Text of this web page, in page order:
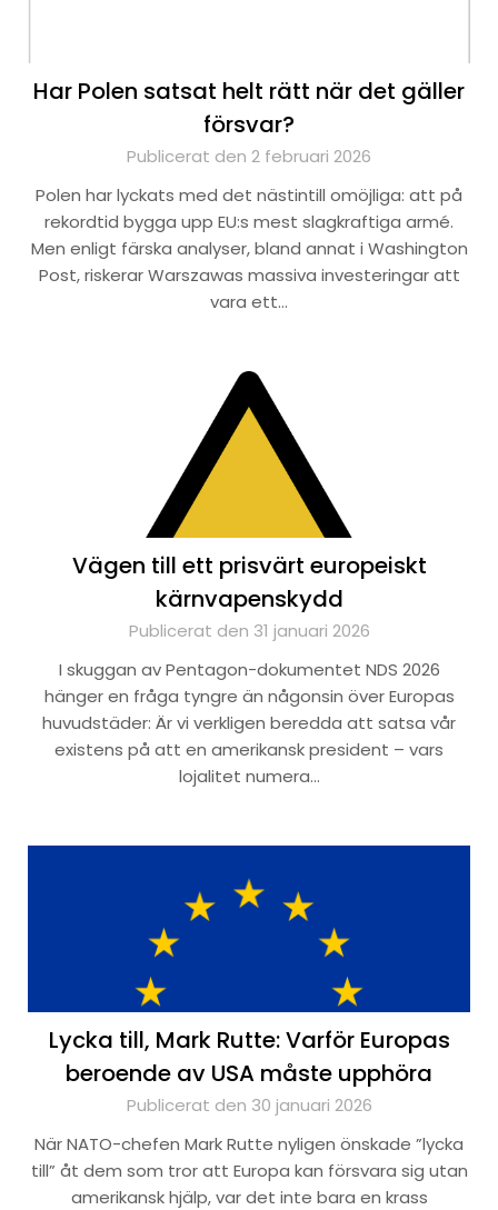
Har Polen satsat helt rätt när det gäller
försvar?
Publicerat den 2 februari 2026
Polen har lyckats med det nästintill omöjliga: att på
rekordtid bygga upp EU:s mest slagkraftiga armé.
Men enligt färska analyser, bland annat i Washington
Post, riskerar Warszawas massiva investeringar att
vara ett…
Vägen till ett prisvärt europeiskt
kärnvapenskydd
Publicerat den 31 januari 2026
I skuggan av Pentagon-dokumentet NDS 2026
hänger en fråga tyngre än någonsin över Europas
huvudstäder: Är vi verkligen beredda att satsa vår
existens på att en amerikansk president – vars
lojalitet numera…
Lycka till, Mark Rutte: Varför Europas
beroende av USA måste upphöra
Publicerat den 30 januari 2026
När NATO-chefen Mark Rutte nyligen önskade ”lycka
till” åt dem som tror att Europa kan försvara sig utan
amerikansk hjälp, var det inte bara en krass